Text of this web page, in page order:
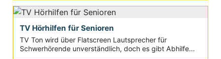
TV Hörhilfen für Senioren
TV Ton wird über Flatscreen Lautsprecher für
Schwerhörende unverständlich, doch es gibt Abhilfe...